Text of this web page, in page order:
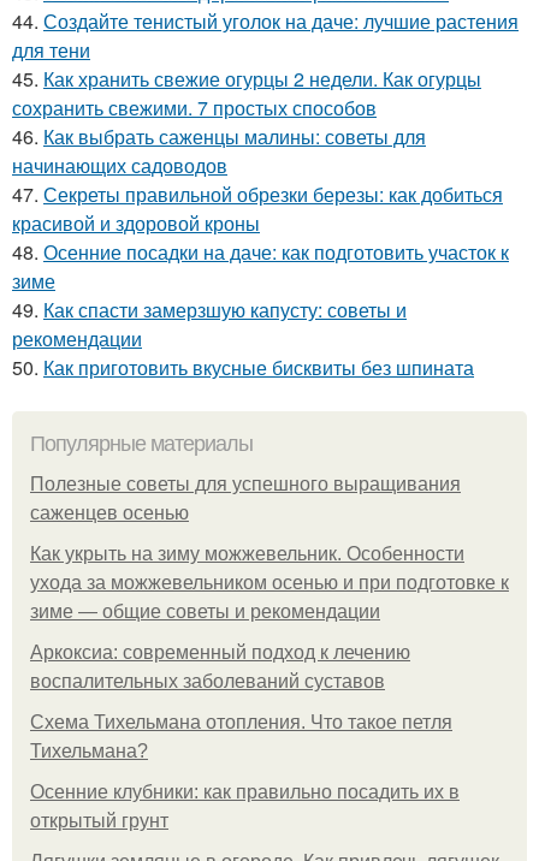
44. Создайте тенистый уголок на даче: лучшие растения
для тени
45. Как хранить свежие огурцы 2 недели. Как огурцы
сохранить свежими. 7 простых способов
46. Как выбрать саженцы малины: советы для
начинающих садоводов
47. Секреты правильной обрезки березы: как добиться
красивой и здоровой кроны
48. Осенние посадки на даче: как подготовить участок к
зиме
49. Как спасти замерзшую капусту: советы и
рекомендации
50. Как приготовить вкусные бисквиты без шпината
Популярные материалы
Полезные советы для успешного выращивания
саженцев осенью
Как укрыть на зиму можжевельник. Особенности
ухода за можжевельником осенью и при подготовке к
зиме — общие советы и рекомендации
Аркоксиа: современный подход к лечению
воспалительных заболеваний суставов
Схема Тихельмана отопления. Что такое петля
Тихельмана?
Осенние клубники: как правильно посадить их в
открытый грунт